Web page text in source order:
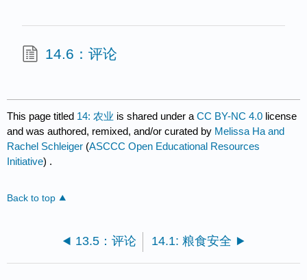
14.6：评论
This page titled 14: 农业 is shared under aCC BY-NC 4.0 license
and was authored, remixed, and/or curated by Melissa Ha and
Rachel Schleiger (ASCCC Open Educational Resources
Initiative) .
Back to top
13.5：评论 14.1: 粮食安全